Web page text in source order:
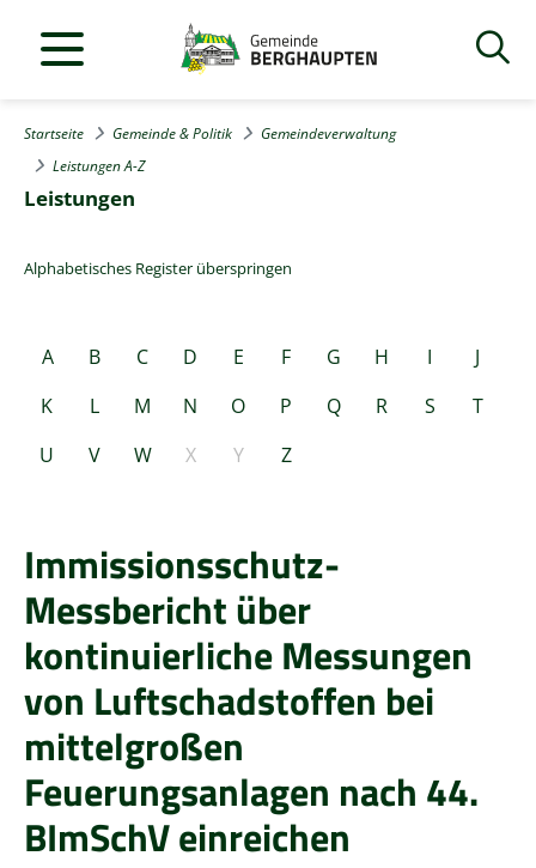
Startseite Gemeinde & Politik
Gemeindeverwaltung
Leistungen A-Z
Leistungen
Alphabetisches Register überspringen
A B C D E F G H I
J
K
L M N O P Q R S
T
U
V W X Y Z
Immissionsschutz-
Messbericht über
kontinuierliche Messungen
von Luftschadstoffen bei
mittelgroßen
Feuerungsanlagen nach 44.
BImSchV einreichen